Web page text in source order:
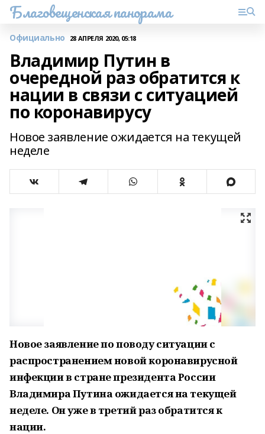
Благовещенская панорама
Официально 28 АПРЕЛЯ 2020, 05:18
Владимир Путин в
очередной раз обратится к
нации в связи с ситуацией
по коронавирусу
Новое заявление ожидается на текущей
неделе
Новое заявление по поводу ситуации с
распространением новой коронавирусной
инфекции в стране президента России
Владимира Путина ожидается на текущей
неделе. Он уже в третий раз обратится к
нации.